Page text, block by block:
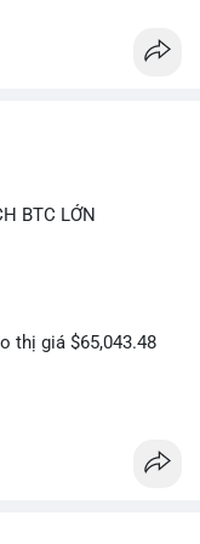
BTC LỚN
thị giá $65,043.48
USD được di chuyển